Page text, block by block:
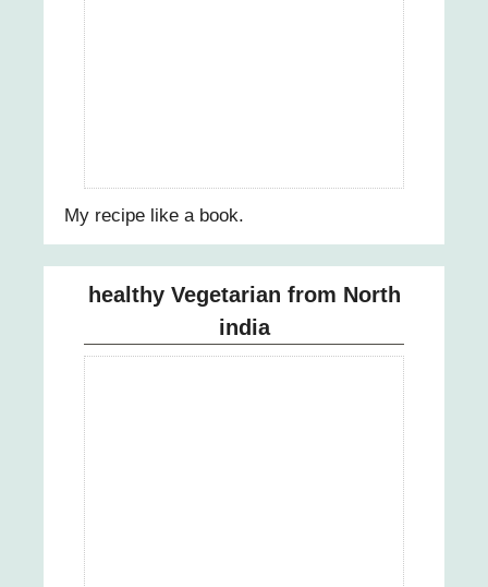
My recipe like a book.
healthy Vegetarian from North
india